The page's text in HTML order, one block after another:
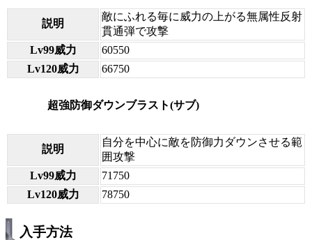
説明
敵にふれる毎に威力の上がる無属性反射
貫通弾で攻撃
Lv99威力
60550
Lv120威力
66750
超強防御ダウンブラスト(サブ)
説明
自分を中心に敵を防御力ダウンさせる範
囲攻撃
Lv99威力
71750
Lv120威力
78750
入手方法